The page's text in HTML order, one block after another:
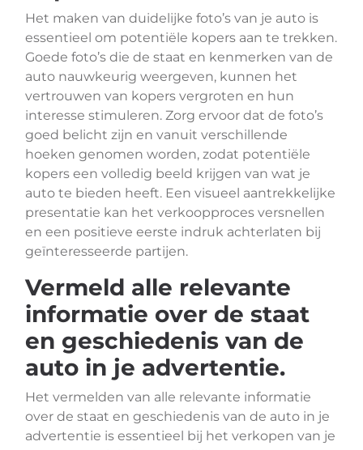
Het maken van duidelijke foto’s van je auto is
essentieel om potentiële kopers aan te trekken.
Goede foto’s die de staat en kenmerken van de
auto nauwkeurig weergeven, kunnen het
vertrouwen van kopers vergroten en hun
interesse stimuleren. Zorg ervoor dat de foto’s
goed belicht zijn en vanuit verschillende
hoeken genomen worden, zodat potentiële
kopers een volledig beeld krijgen van wat je
auto te bieden heeft. Een visueel aantrekkelijke
presentatie kan het verkoopproces versnellen
en een positieve eerste indruk achterlaten bij
geïnteresseerde partijen.
Vermeld alle relevante
informatie over de staat
en geschiedenis van de
auto in je advertentie.
Het vermelden van alle relevante informatie
over de staat en geschiedenis van de auto in je
advertentie is essentieel bij het verkopen van je